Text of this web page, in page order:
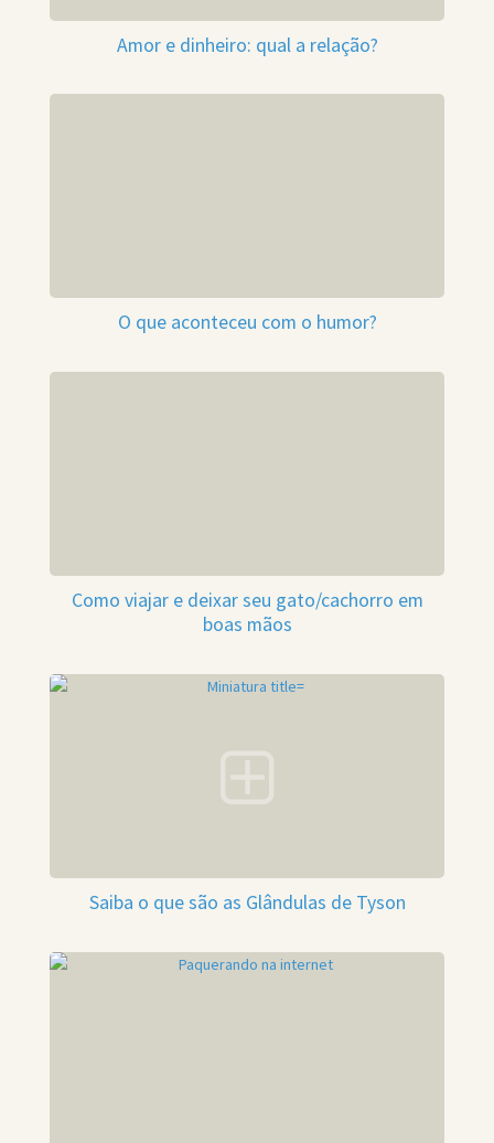
Amor e dinheiro: qual a relação?
O que aconteceu com o humor?
Como viajar e deixar seu gato/cachorro em
boas mãos
Saiba o que são as Glândulas de Tyson